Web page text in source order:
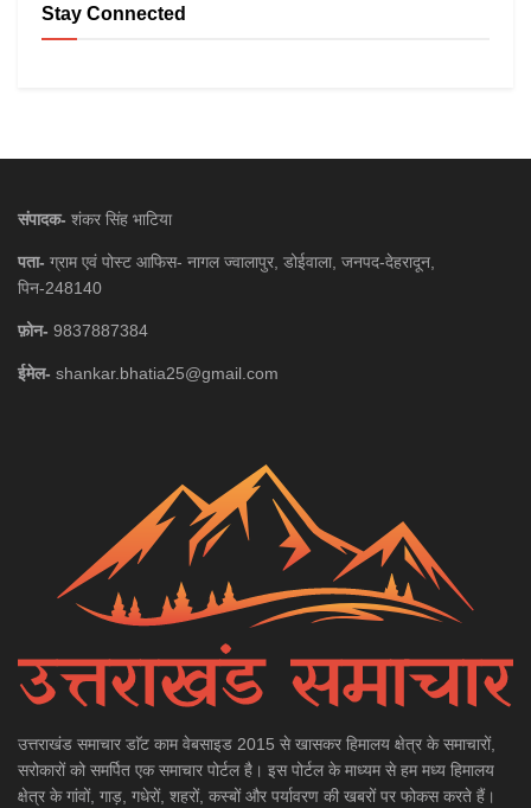
Stay Connected
संपादक- शंकर सिंह भाटिया
पता- ग्राम एवं पोस्ट आफिस- नागल ज्वालापुर, डोईवाला, जनपद-देहरादून,
पिन-248140
फ़ोन- 9837887384
ईमेल- shankar.bhatia25@gmail.com
उत्तराखंड समाचार डाॅट काम वेबसाइड 2015 से खासकर हिमालय क्षेत्र के समाचारों,
सरोकारों को समर्पित एक समाचार पोर्टल है। इस पोर्टल के माध्यम से हम मध्य हिमालय
क्षेत्र के गांवों, गाड़, गधेरों, शहरों, कस्बों और पर्यावरण की खबरों पर फोकस करते हैं।